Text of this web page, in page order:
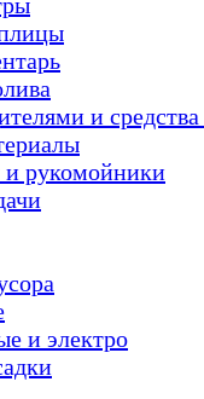
и
рукомойники
и электро